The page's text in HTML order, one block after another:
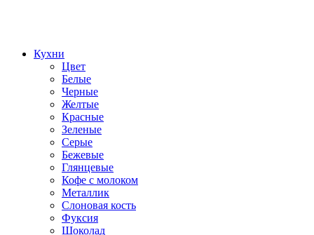
Кухни
Цвет
Белые
Черные
Желтые
Красные
Зеленые
Серые
Бежевые
Глянцевые
Кофе с молоком
Металлик
Слоновая кость
Фуксия
Шоколад